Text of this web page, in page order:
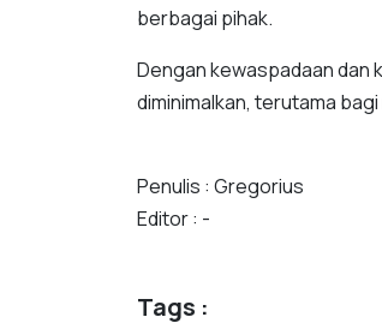
berbagai pihak.
Dengan kewaspadaan dan
diminimalkan, terutama
Penulis : Gregorius
Editor : -
Tags :